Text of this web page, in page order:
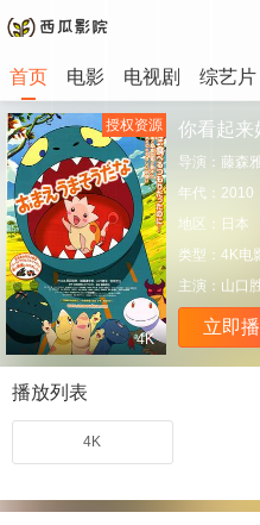
首页 电影 电视剧 综艺片
4K
授权资源 你看起来
导演： 藤森
年代： 2010
地区： 日本
类型： 4K电
主演： 山口胜平,
立即
播放列表
4K